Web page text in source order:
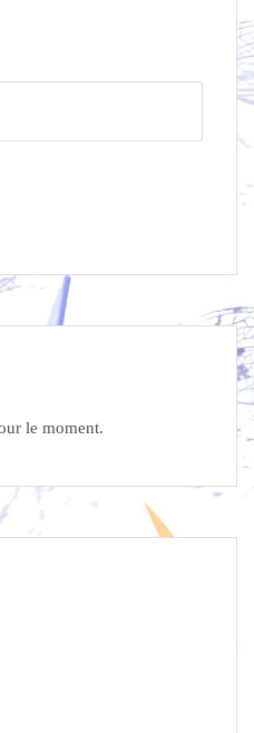
le moment.